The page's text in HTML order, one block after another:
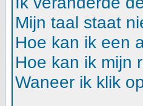
Mijn taal staat
Hoe kan ik een
Hoe kan ik mijn
Waneer ik klik